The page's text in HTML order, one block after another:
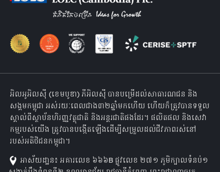
អិលអូអិលស៊ី (ខេមបូឌា) ភីអិលស៊ី បានបម្រើដល់សាធារណជន និង
សង្គមកម្ពុជា អស់រយៈពេលជាង៣២ឆ្នាំមកហើយ ហើយក៏ត្រូវបានទទួល
ស្គាល់ពីស្ថាប័នហិរញ្ញវត្ថុជាតិ និងអន្តរជាតិផងដែរ។ ផលិតផល និងសេវា
កម្មរបស់យើង ត្រូវបានបង្កើតឡើងដើម្បីសម្រួលដល់ជីវភាពរស់នៅ
របស់អតិថិជនកម្ពុជា។
អាស័យដា្ឋន៖ អគារលេខ ៦៦៦B ផ្លូវលេខ ២៧១ ភូមិក្បាលទំនប់១